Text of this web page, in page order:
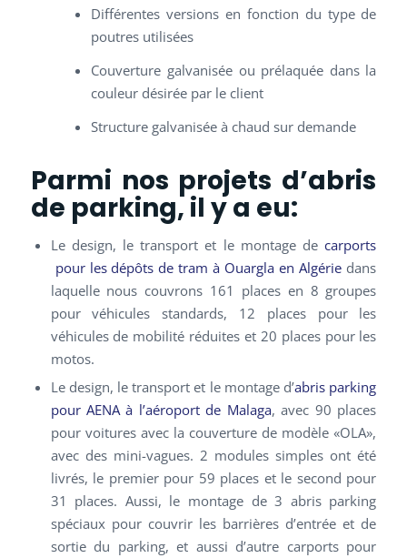
Différentes versions en fonction du type de
poutres utilisées
Couverture galvanisée ou prélaquée dans la
couleur désirée par le client
Structure galvanisée à chaud sur demande
Parmi nos projets d’abris
de parking, il y a eu:
Le design, le transport et le montage decarports
pour les dépôts de tram à Ouargla en Algérie dans
laquelle nous couvrons 161 places en 8 groupes
pour véhicules standards, 12 places pour les
véhicules de mobilité réduites et 20 places pour les
motos.
Le design, le transport et le montage d’abris parking
pour AENA à l’aéroport de Malaga, avec 90 places
pour voitures avec la couverture de modèle «OLA»,
avec des mini-vagues. 2 modules simples ont été
livrés, le premier pour 59 places et le second pour
31 places. Aussi, le montage de 3 abris parking
spéciaux pour couvrir les barrières d’entrée et de
sortie du parking, et aussi d’autre carports pour